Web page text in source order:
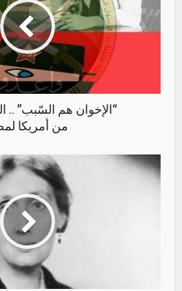
“الإخوان هم السّبب” ..
من أمريكا